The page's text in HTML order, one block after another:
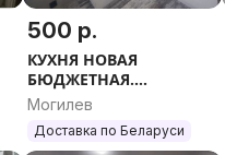
500 р.
КУХНЯ НОВАЯ
БЮДЖЕТНАЯ.
МОДУЛЬНЫЕ КУХНИ.
ЛЮБОЙ РАЗМЕР.
Могилев
Доставка по Беларуси